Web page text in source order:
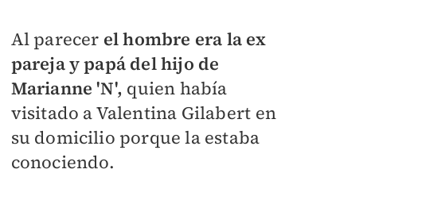
Al parecer el hombre era la ex
pareja y papá del hijo de
Marianne 'N', quien había
visitado a Valentina Gilabert en
su domicilio porque la estaba
conociendo.